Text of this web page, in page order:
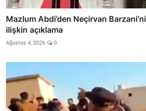
Mazlum Abdi’den Neçirvan
ilişkin açıklama
Ağustos 4, 2026 0